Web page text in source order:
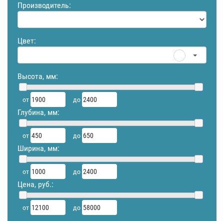
Производитель:
Цвет:
Высота, мм:
от до
Глубина, мм:
от до
Ширина, мм:
от до
Цена, руб.:
от до